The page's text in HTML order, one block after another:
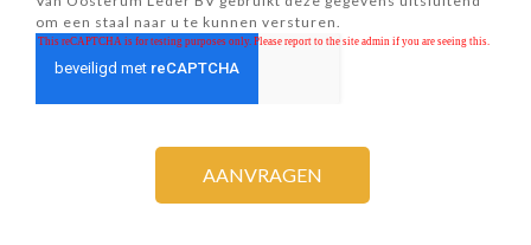
om een staal naar u te kunnen versturen.